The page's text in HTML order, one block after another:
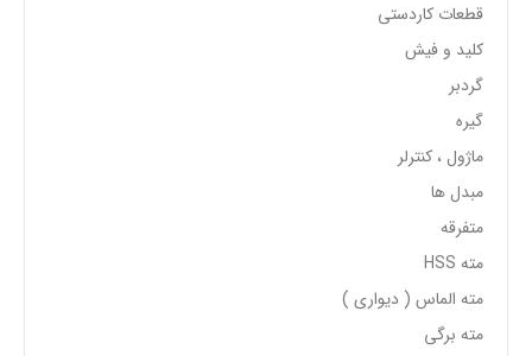
قطعات کاردستی
کلید و فیش
گردبر
گیره
ماژول ، کنترلر
مبدل ها
متفرقه
مته HSS
مته الماس ( دیواری )
مته برگی